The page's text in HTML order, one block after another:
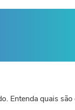
Entenda quais